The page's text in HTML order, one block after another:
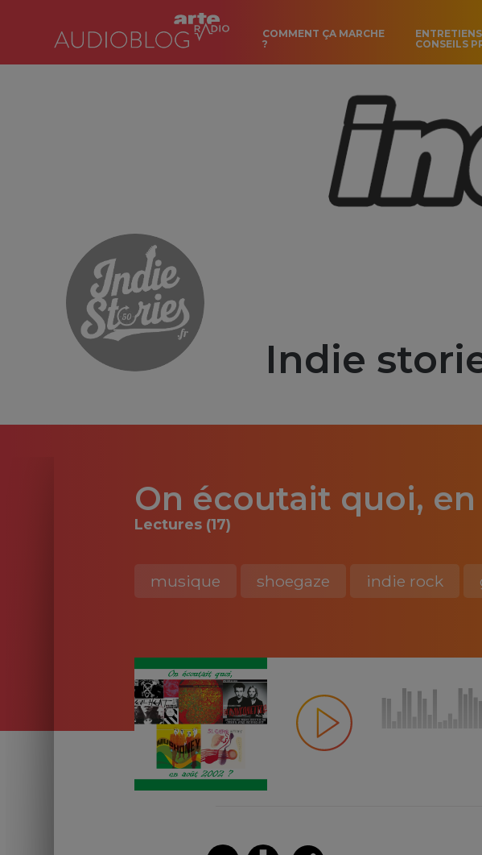
COMMENT ÇA MARCHE
?
CONSEILS
Indie
On écoutait quoi, en
Lectures (17)
musique shoegaze indie rock